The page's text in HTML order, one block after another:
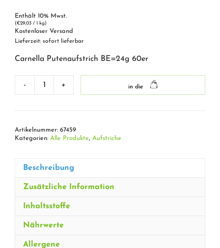
Enthält 10% Mwst.
(€29,03 / 1 kg)
Kostenloser Versand
Lieferzeit: sofort lieferbar
Carnella Putenaufstrich BE=24g 60er
-
BE=24g
Menge
+ in die
Artikelnummer: 67459
Kategorien: Alle Produkte, Aufstriche
Beschreibung
Zusätzliche Information
Inhaltsstoffe
Nährwerte
Allergene